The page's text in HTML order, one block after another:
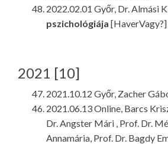
2022.02.01 Győr, Dr. Almási
pszichológiája [HaverVagy?]
2021 [10]
2021.10.12 Győr, Zacher
2021.06.13 Online, Barcs
Dr. Angster Mári , Prof. Dr.
Annamária, Prof. Dr. Bagdy